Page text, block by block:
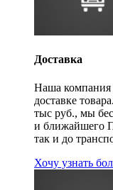
Доставка
Наша компания
доставке
тыс руб., мы
и ближайшего
так и до
Хочу узнать